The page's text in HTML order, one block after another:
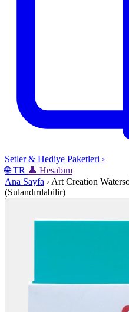
Setler & Hediye Paketleri ›
🌐 TR 👤 Hesabım
Ana Sayfa › Art Creation
(Sulandırılabilir)